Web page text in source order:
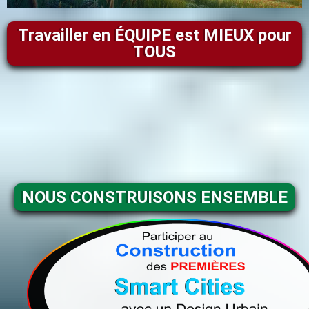
Travailler en ÉQUIPE est MIEUX pour
TOUS
NOUS CONSTRUISONS ENSEMBLE